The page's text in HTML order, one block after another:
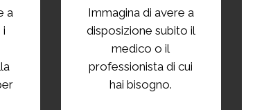
a
i
Immagina di avere a
disposizione subito il
medico o il
professionista di cui
hai bisogno.